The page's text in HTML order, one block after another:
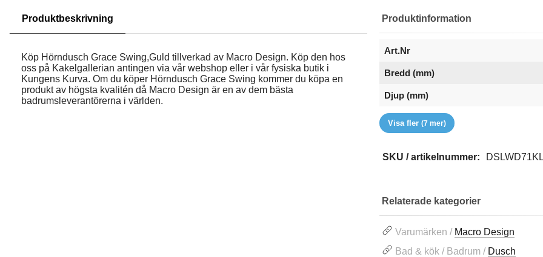
Produktbeskrivning
Köp Hörndusch Grace Swing,Guld tillverkad av Macro Design. Köp den hos
oss på Kakelgallerian antingen via vår webshop eller i vår fysiska butik i
Kungens Kurva. Om du köper Hörndusch Grace Swing kommer du köpa en
produkt av högsta kvalitén då Macro Design är en av dem bästa
badrumsleverantörerna i världen.
Produktinformation
Art.Nr
Bredd (mm)
Djup (mm)
EAN
Färg
Glastyp
Höjd (mm)
RSK
Serie
Varumärke
Visa fler(7 mer)
SKU / artikelnummer:
Relaterade kategorier
Varumärken / Macro Design
Bad & kök / Badrum / Dusch